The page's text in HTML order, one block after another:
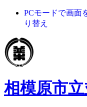
PCモードで画面
り替え
相模原市